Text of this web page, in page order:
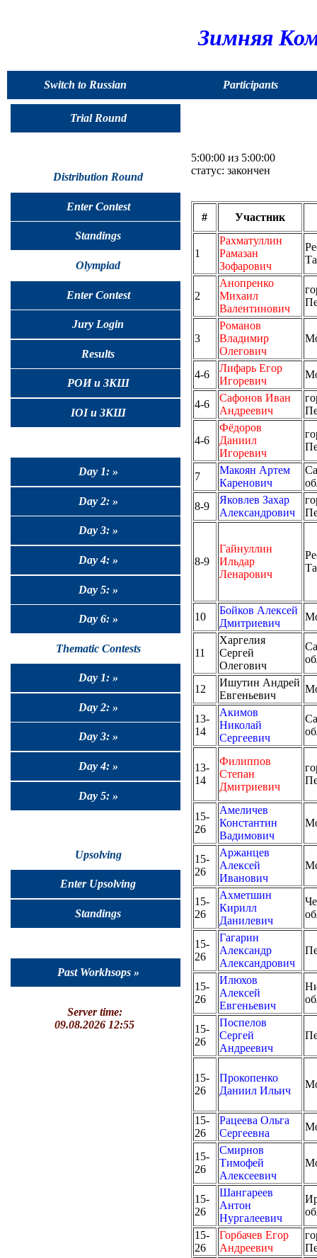
Зимняя
Switch to Russian Participants
Trial Round
Distribution Round
Enter Contest
Standings
Olympiad
Enter Contest
Jury Login
Results
РОИ и ЗКШ
IOI и ЗКШ
Day 1: »
Day 2: »
Day 3: »
Day 4: »
Day 5: »
Day 6: »
Thematic Contests
Day 1: »
Day 2: »
Day 3: »
Day 4: »
Day 5: »
Upsolving
Enter Upsolving
Standings
Past Workhsops »
Server time:
09.08.2026 12:55
5:00:00 из 5:00:00
статус: закончен
# Участник
1
Рахматуллин
Рамазан
Зофарович
2
Анопренко
Михаил
Валентинович
3
Романов
Владимир
Олегович
4-6
Лифарь Егор
Игоревич
4-6
Сафонов Иван
Андреевич
4-6
Фёдоров
Даниил
Игоревич
7
Макоян Артем
Каренович
8-9
Яковлев Захар
Александрович
8-9
Гайнуллин
Ильдар
Ленарович
10
Бойков Алексей
Дмитриевич
11
Харгелия
Сергей
Олегович
12
Ишутин Андрей
Евгеньевич
13-
14
Акимов
Николай
Сергеевич
13-
14
Филиппов
Степан
Дмитриевич
15-
26
Амеличев
Константин
Вадимович
15-
26
Аржанцев
Алексей
Иванович
15-
26
Ахметшин
Кирилл
Данилевич
15-
26
Гагарин
Александр
Александрович
15-
26
Илюхов
Алексей
Евгеньевич
15-
26
Поспелов
Сергей
Андреевич
15-
26
Прокопенко
Даниил Ильич
15-
26
Рацеева Ольга
Сергеевна
15-
26
Смирнов
Тимофей
Алексеевич
15-
26
Шангареев
Антон
Нургалеевич
15-
26
Горбачев Егор
Андреевич